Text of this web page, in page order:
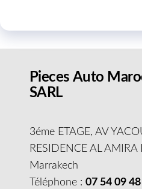
Pieces Auto
SARL
3éme ETAGE, AV
RESIDENCE AL AMIRA
Marrakech
Téléphone : 07 54 09